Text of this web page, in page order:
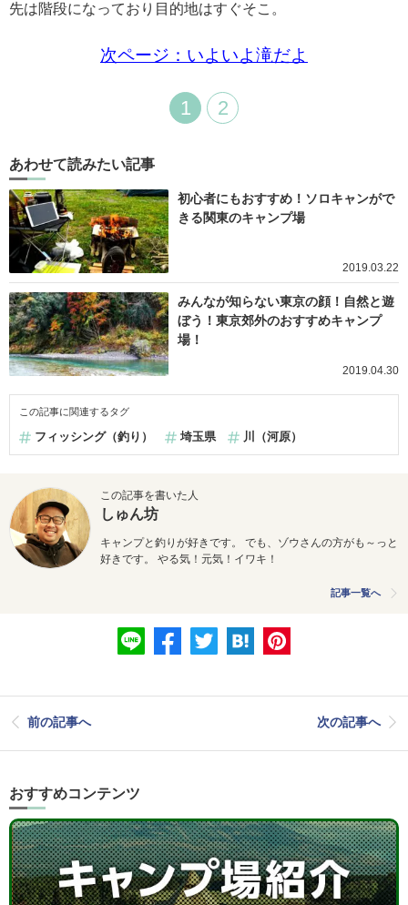
先は階段になっており目的地はすぐそこ。
次ページ：いよいよ滝だよ
1 2
あわせて読みたい記事
初心者にもおすすめ！ソロキャンがで
きる関東のキャンプ場
2019.03.22
みんなが知らない東京の顔！自然と遊
ぼう！東京郊外のおすすめキャンプ
場！
2019.04.30
この記事に関連するタグ
フィッシング（釣り） 埼玉県 川（河原）
この記事を書いた人
しゅん坊
キャンプと釣りが好きです。 でも、ゾウさんの方がも～っと
好きです。 やる気！元気！イワキ！
記事一覧へ
前の記事へ 次の記事へ
おすすめコンテンツ